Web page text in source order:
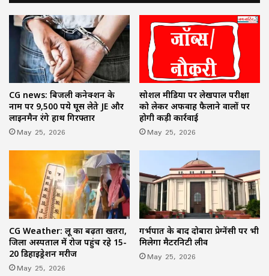
CG news: बिजली कनेक्शन के
नाम पर 9,500 रुपये घूस लेते JE और
लाइनमैन रंगे हाथ गिरफ्तार
May 25, 2026
सोशल मीडिया पर लेखपाल परीक्षा
को लेकर अफवाह फैलाने वालों पर
होगी कड़ी कार्रवाई
May 25, 2026
CG Weather: लू का बढ़ता खतरा,
जिला अस्पताल में रोज पहुंच रहे 15-
20 डिहाइड्रेशन मरीज
May 25, 2026
गर्भपात के बाद दोबारा प्रेग्नेंसी पर भी
मिलेगा मैटरनिटी लीव
May 25, 2026